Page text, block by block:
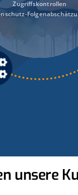
Zugriffskontrollen
unsere